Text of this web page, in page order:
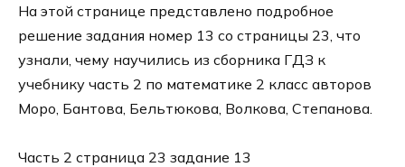
На этой странице представлено подробное
решение задания номер 13 со страницы 23, что
узнали, чему научились из сборника ГДЗ к
учебнику часть 2 по математике 2 класс авторов
Моро, Бантова, Бельтюкова, Волкова, Степанова.
Часть 2 страница 23 задание 13